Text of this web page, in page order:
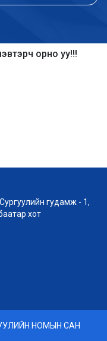
орно уу!!!
гудамж - 1,
хот
НОМЫН САН